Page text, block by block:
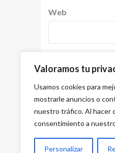
Valoramos tu
Usamos cookies para
mostrarle anuncios o
nuestro tráfico. Al hacer
consentimiento a
Personalizar
Web
Guardar mi